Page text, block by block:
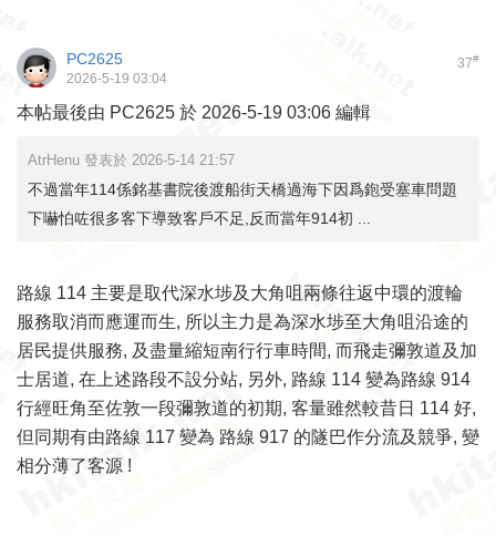
37#
PC2625
2026-5-19 03:04
本帖最後由 PC2625 於 2026-5-19 03:06 編輯
AtrHenu 發表於 2026-5-14 21:57
不過當年114係銘基書院後渡船街天橋過海下因爲鉋受塞車問題
下嚇怕咗很多客下導致客戶不足,反而當年914初 ...
路線 114 主要是取代深水埗及大角咀兩條往返中環的渡輪
服務取消而應運而生, 所以主力是為深水埗至大角咀沿途的
居民提供服務, 及盡量縮短南行行車時間, 而飛走彌敦道及加
士居道, 在上述路段不設分站, 另外, 路線 114 變為路線 914
行經旺角至佐敦一段彌敦道的初期, 客量雖然較昔日 114 好,
但同期有由路線 117 變為 路線 917 的隧巴作分流及競爭, 變
相分薄了客源 !